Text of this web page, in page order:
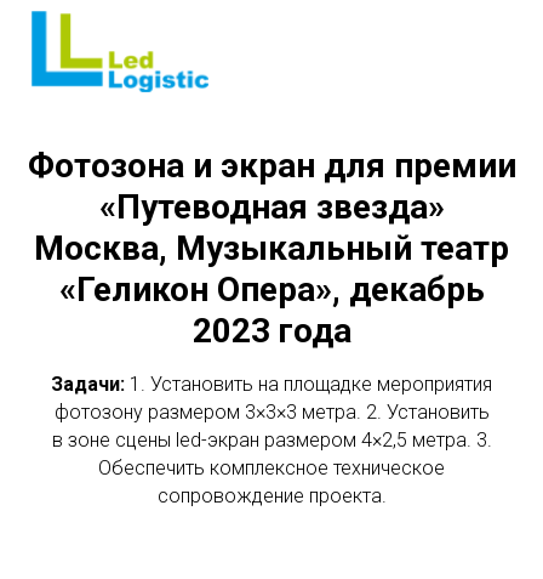
Фотозона и экран для премии
«Путеводная звезда»
Москва, Музыкальный театр
«Геликон Опера», декабрь
2023 года
Задачи: 1. Установить на площадке мероприятия
фотозону размером 3×3×3 метра. 2. Установить
в зоне сцены led-экран размером 4×2,5 метра. 3.
Обеспечить комплексное техническое
сопровождение проекта.